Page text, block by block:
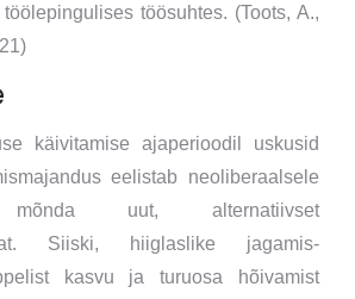
töösuhtes. (Toots, A.,
käivitamise ajaperioodil uskusid
eelistab neoliberaalsele
mõnda uut, alternatiivset
Siiski, hiiglaslike jagamis-
kasvu ja turuosa hõivamist